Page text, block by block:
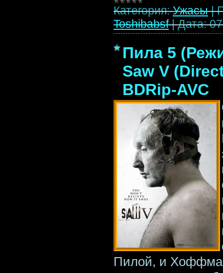
Категория: Ужасы |
Toshibabsf |Дата:
Пила 5
Saw V
BDRip-AVC
Пилой, и